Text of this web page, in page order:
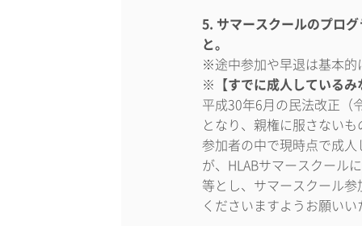
5. サマースクールのプロ
と。
※途中参加や早退は基本的
※【すでに成人しているみ
平成30年6月の民法改正（
となり、親権に服さない
参加者の中で現時点で成
が、HLABサマースクール
等とし、サマースクール
くださいますようお願いい